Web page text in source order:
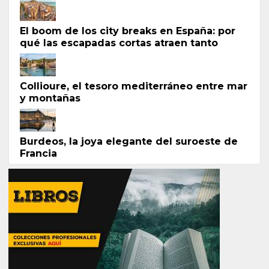
El boom de los city breaks en España: por
qué las escapadas cortas atraen tanto
Collioure, el tesoro mediterráneo entre mar
y montañas
Burdeos, la joya elegante del suroeste de
Francia